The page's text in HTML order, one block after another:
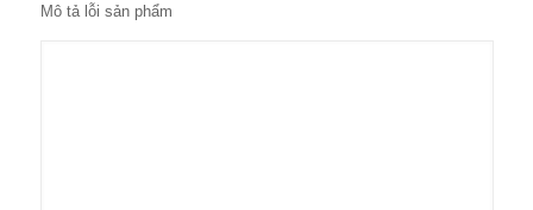
Mô tả lỗi sản phẩm